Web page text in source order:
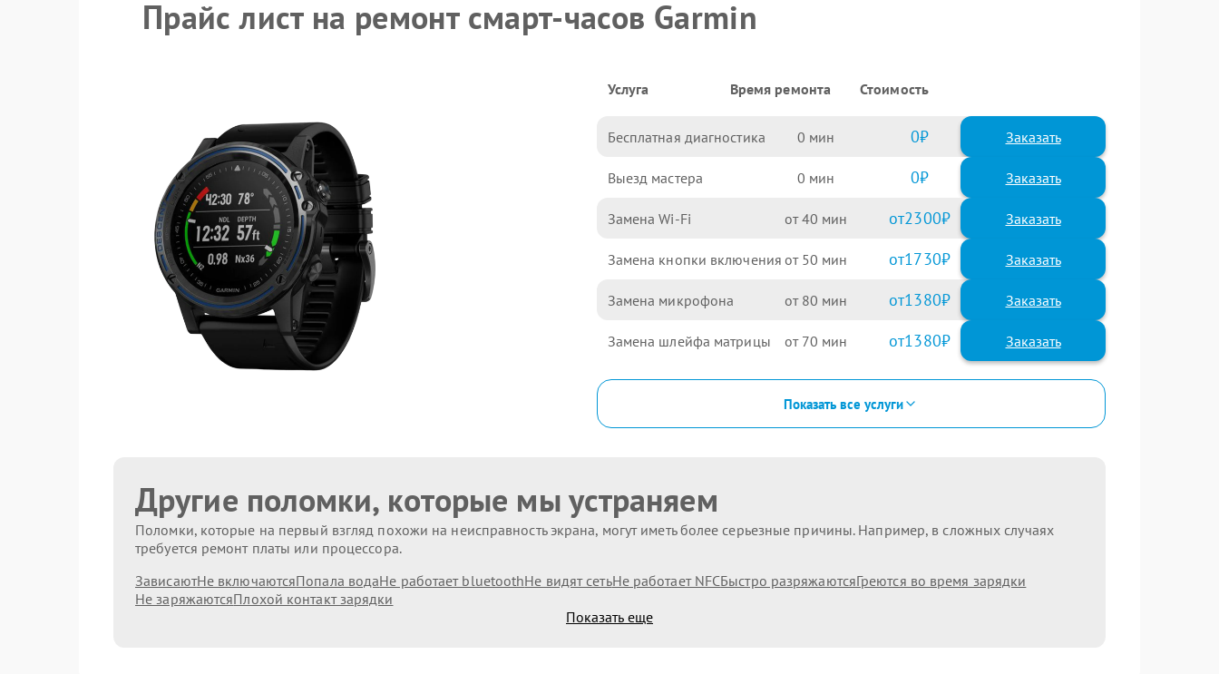
Прайс лист на ремонт смарт-часов Garmin
Услуга Время ремонта Стоимость
Бесплатная диагностика 0 0 Заказать
Выезд мастера 0 0 Заказать
Замена Wi-Fi 40 2300
Замена кнопки включения 50 1730
Замена микрофона 80 1380
Замена шлейфа матрицы 70 1380
Показать все услуги
Другие поломки, которые мы устраняем
Поломки, которые на первый взгляд похожи на неисправность экрана, могут иметь более серьезные причины. Например, в сложных случаях
требуется ремонт платы или процессора.
ЗависаютНе включаютсяПопала водаНе работает bluetoothНе видят сетьНе работает NFCБыстро разряжаютсяГреются во время зарядки
Не заряжаютсяПлохой контакт зарядки
Показать еще